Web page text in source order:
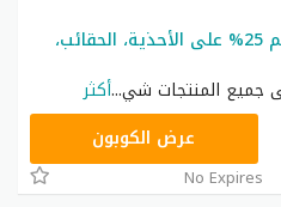
رمز ترويجي شي ان 2026 لخصم 25% على الأحذية، الحقائب،
...أكثر
عرض الكوبون
No Expires